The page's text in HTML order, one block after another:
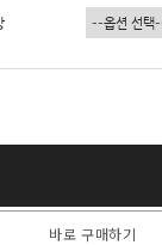
바로 구매하기